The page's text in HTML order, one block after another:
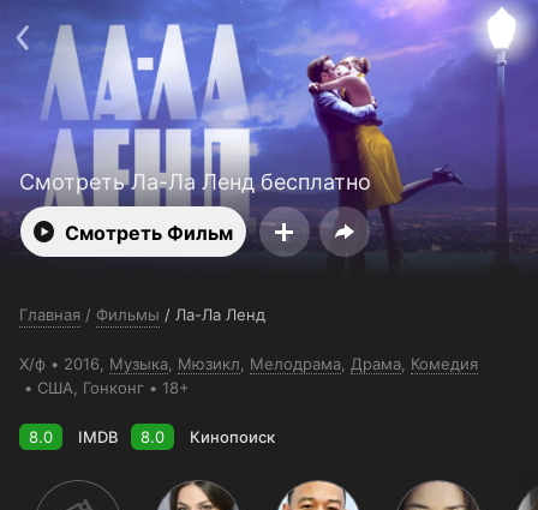
Смотреть 3650 дней бесплатно
Смотреть Ла-Ла Ленд бесплатно
Смотреть Фильм
Главная / Фильмы / Ла-Ла Ленд
Х/ф 2016, Музыка Мюзикл Мелодрама Драма Комедия
США , Гонконг 18+
8.0 IMDB 8.0 Кинопоиск
Телефон поддержки:
Пользовательское соглашение
Политика конфиденциальности
Открыть приложение
Ввести промокод